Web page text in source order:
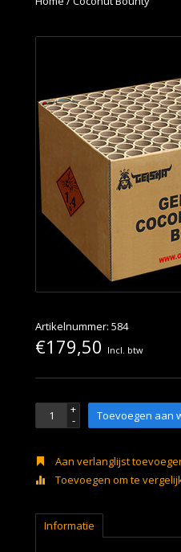
Artikelnummer: 584
€179,50 Incl. btw
+
- Toevoegen aan
Aan verlanglijst
Toevoegen om te
Informatie